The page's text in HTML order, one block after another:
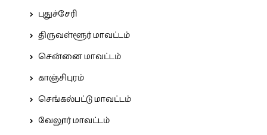
புதுச்சேரி
திருவள்ளூர் மாவட்டம்
சென்னை மாவட்டம்
காஞ்சிபுரம்
செங்கல்பட்டு மாவட்டம்
வேலூர் மாவட்டம்